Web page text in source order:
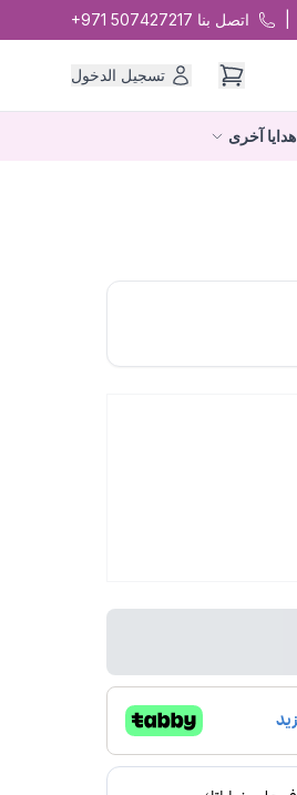
اتصل بنا +971 507427217
تسجيل الدخول
هدايا آخرى